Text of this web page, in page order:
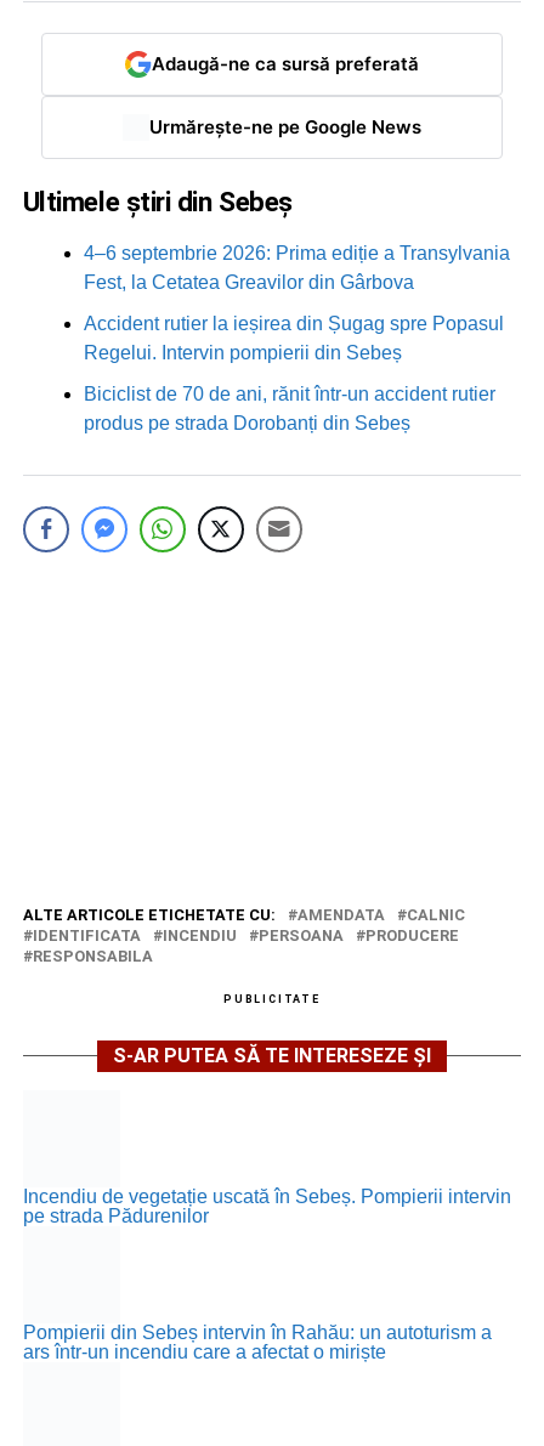
Adaugă-ne ca sursă preferată
Urmărește-ne pe Google News
Ultimele știri din Sebeș
4–6 septembrie 2026: Prima ediție a Transylvania
Fest, la Cetatea Greavilor din Gârbova
Accident rutier la ieșirea din Șugag spre Popasul
Regelui. Intervin pompierii din Sebeș
Biciclist de 70 de ani, rănit într-un accident rutier
produs pe strada Dorobanți din Sebeș
ALTE ARTICOLE ETICHETATE CU: AMENDATA
CALNIC
IDENTIFICATA
INCENDIU PERSOANA
PRODUCERE
RESPONSABILA
PUBLICITATE
S-AR PUTEA SĂ TE INTERESEZE ȘI
Incendiu de vegetație uscată în Sebeș. Pompierii intervin
pe strada Pădurenilor
Pompierii din Sebeș intervin în Rahău: un autoturism a
ars într-un incendiu care a afectat o miriște